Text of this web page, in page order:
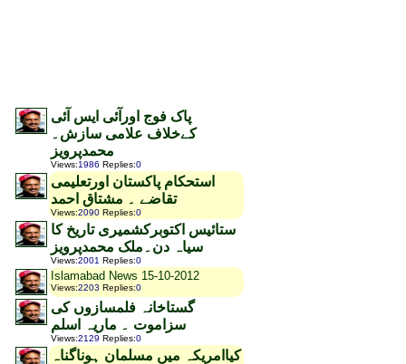
پاک فوج اورآئی ایس آئی
کےخلاف علامی سازش۔
محمدپرویز
Views:1986 Replies:0
استحکام پاکستان اورتعلیمی
تقاضے ۔ مشتاق احمد
Views:2090 Replies:0
ستائیس اکتوبرکشمیری تاریخ کا
سیاہ دن۔ملک محمدپرویز
Views:2001 Replies:0
Islamabad News 15-10-2012
Views:2203 Replies:0
گستاخانہ فلمسازوں کی
سزاموت ۔ ماریہ اسلم
Views:2129 Replies:0
کیاامریکہ میں مسلمان ہوناگناہ